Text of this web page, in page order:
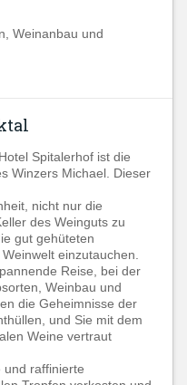
Weinanbau und
Spitalerhof ist die
Winzers Michael. Dieser
nicht nur die
des Weinguts zu
gut gehüteten
einzutauchen.
Reise, bei der
Weinbau und
die Geheimnisse der
und Sie mit dem
Weine vertraut
und raffinierte